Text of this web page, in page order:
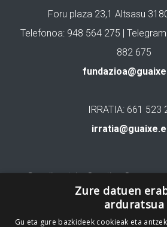
Foru plaza 23,1 Altsasu
Telefonoa: 948 564 275 |
882 675
IRRATIA: 661 523
Gure lizentzia: Creative
Codesyntaxek
Zure datuen
arduratsua
Gu eta gure bazkideek cookieak eta